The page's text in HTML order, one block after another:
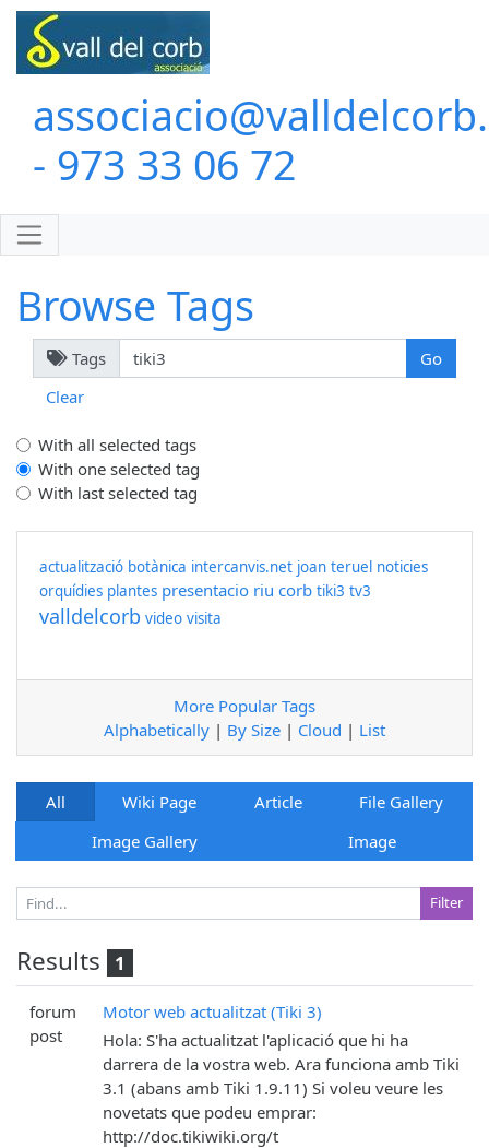
- 973 33 06 72
Browse Tags
Tags
Clear
With all selected tags
With one selected tag
With last selected tag
actualització botànica intercanvis.net joan teruel noticies
orquídies plantes presentacio riu corb tiki3 tv3
valldelcorb video visita
More Popular Tags
Alphabetically | By Size | Cloud | List
All Wiki Page Article
File Gallery
Image Gallery
Image
Results 1
forum
post
Motor web actualitzat (Tiki 3)
Hola: S'ha actualitzat l'aplicació que hi ha
darrera de la vostra web. Ara funciona amb Tiki
3.1 (abans amb Tiki 1.9.11) Si voleu veure les
novetats que podeu emprar:
http://doc.tikiwiki.org/t